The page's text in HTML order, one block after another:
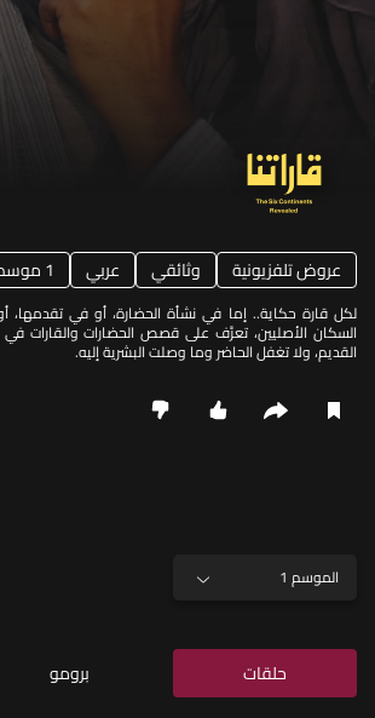
عروض تلفزيونية وثائقي عربي 1 موسم
لكل قارة حكاية.. إما في نشأة الحضارة، أو في
السكان الأصليين، تعرَّف على قصص الحضارات والقارات في
القديم، ولا تغفل الحاضر وما وصلت البشرية إليه.
الموسم 1
حلقات برومو